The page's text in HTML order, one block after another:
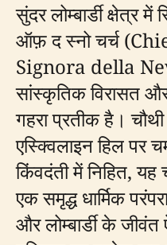
सुंदर लोम्बार्डी क्षेत्र
ऑफ़ द स्नो चर्च
Signora della
सांस्कृतिक विरासत
गहरा प्रतीक है।
एस्क्विलाइन हिल पर
किंवदंती में निहित,
एक समृद्ध धार्मिक
और लोम्बार्डी के